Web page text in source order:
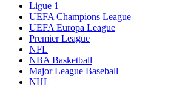
Ligue 1
UEFA Champions League
UEFA Europa League
Premier League
NFL
NBA Basketball
Major League Baseball
NHL